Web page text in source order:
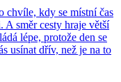
chvíle, kdy se místní čas
směr cesty hraje větší
lépe, protože den se
usínat dřív, než je na to